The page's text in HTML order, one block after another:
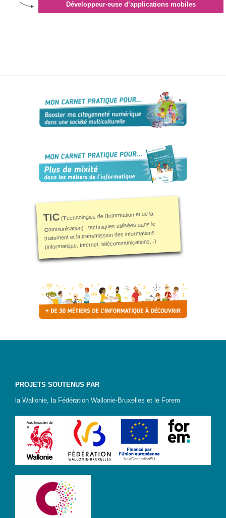
Développeur·euse d’applications mobiles
TIC(Technologies de l'Information et de la
Communication) : techniques utilisées dans le
traitement et la transmission des informations
(informatique, Internet, télécommunications...)
PROJETS SOUTENUS PAR
la Wallonie , la Fédération Wallonie-Bruxelles et le Forem